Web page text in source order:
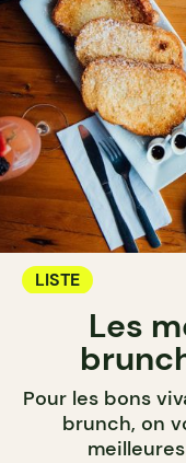
LISTE
Les
Pour les bons
brunch, on